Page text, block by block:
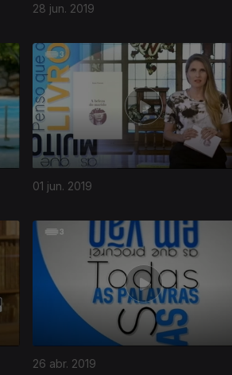
28 jun. 2019
01 jun. 2019
26 abr. 2019